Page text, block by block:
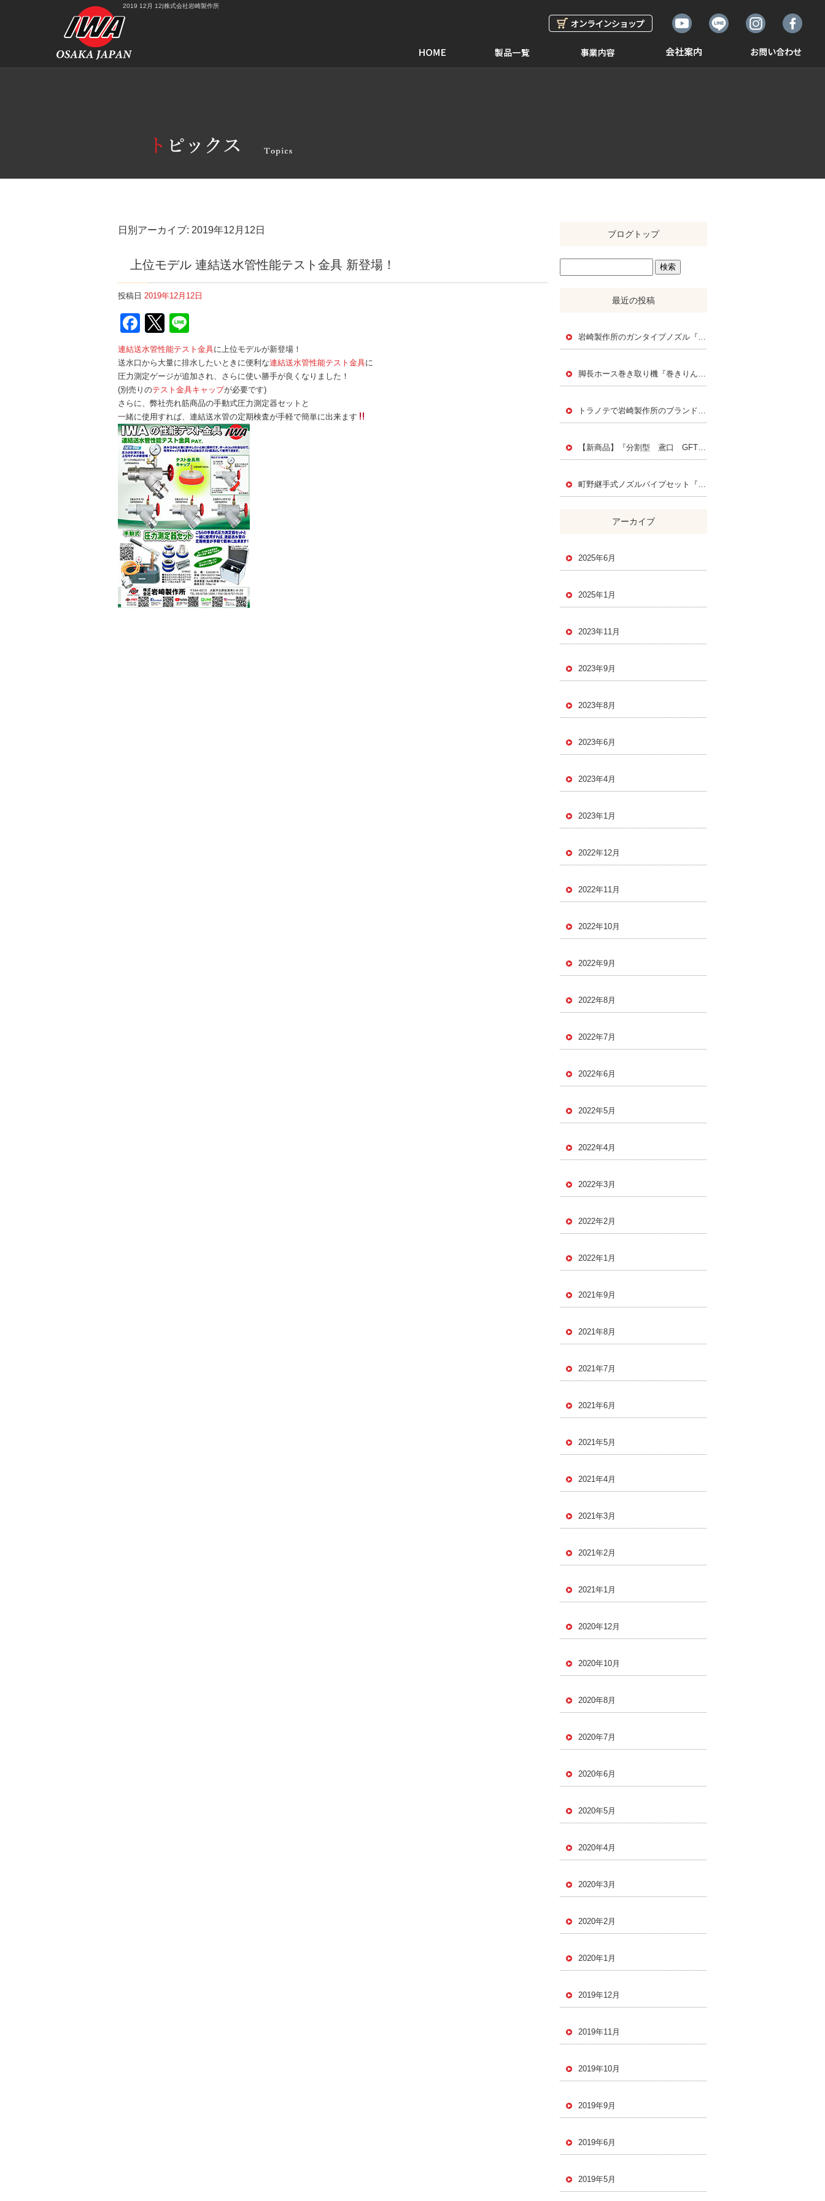
2019 12月 12|株式会社岩崎製作所
日別アーカイブ: 2019年12月12日
上位モデル 連結送水管性能テスト金具 新登場！
投稿日 2019年12月12日
Facebook
Twitter
連結送水管性能テスト金具に上位モデルが新登場！
送水口から大量に排水したいときに便利な連結送水管性能テスト金具に
圧力測定ゲージが追加され、さらに使い勝手が良くなりました！
(別売りのテスト金具キャップが必要です)
さらに、弊社売れ筋商品の手動式圧力測定器セットと
一緒に使用すれば、連結送水管の定期検査が手軽で簡単に出来ます
ブログトップ
最近の投稿
岩崎製作所のガンタイプノズル『スエヒロジェットノズル』
脚長ホース巻き取り機『巻きりん』 Instagramで紹介されました！
トラノテで岩崎製作所のブランドページを公開されました！
【新商品】『分割型 鳶口 GFT』PAT.P
町野継手式ノズルパイプセット『FMK』
アーカイブ
2025年6月
2025年1月
2023年11月
2023年9月
2023年8月
2023年6月
2023年4月
2023年1月
2022年12月
2022年11月
2022年10月
2022年9月
2022年8月
2022年7月
2022年6月
2022年5月
2022年4月
2022年3月
2022年2月
2022年1月
2021年9月
2021年8月
2021年7月
2021年6月
2021年5月
2021年4月
2021年3月
2021年2月
2021年1月
2020年12月
2020年10月
2020年8月
2020年7月
2020年6月
2020年5月
2020年4月
2020年3月
2020年2月
2020年1月
2019年12月
2019年11月
2019年10月
2019年9月
2019年6月
2019年5月